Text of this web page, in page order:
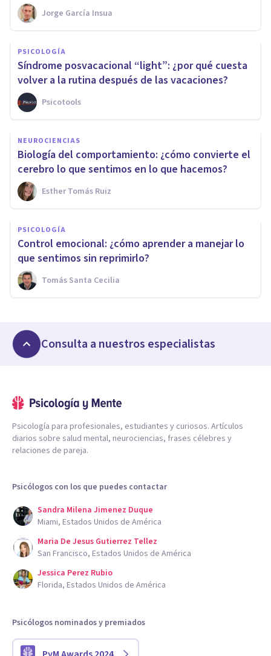
Jorge García Insua
PSICOLOGÍA
Síndrome posvacacional “light”: ¿por qué cuesta
volver a la rutina después de las vacaciones?
Psicotools
NEUROCIENCIAS
Biología del comportamiento: ¿cómo convierte el
cerebro lo que sentimos en lo que hacemos?
Esther Tomás Ruiz
PSICOLOGÍA
Control emocional: ¿cómo aprender a manejar lo
que sentimos sin reprimirlo?
Tomás Santa Cecilia
Consulta a nuestros especialistas
Psicología para profesionales, estudiantes y curiosos. Artículos
diarios sobre salud mental, neurociencias, frases célebres y
relaciones de pareja.
Psicólogos con los que puedes contactar
Sandra Milena Jimenez Duque
Miami, Estados Unidos de América
Maria De Jesus Gutierrez Tellez
San Francisco, Estados Unidos de América
Jessica Perez Rubio
Florida, Estados Unidos de América
Psicólogos nominados y premiados